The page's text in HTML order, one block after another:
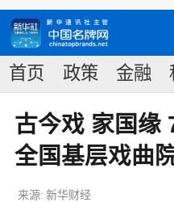
首页 政策 金融
古今戏 家国缘
全国基层戏曲
来源: 新华财经